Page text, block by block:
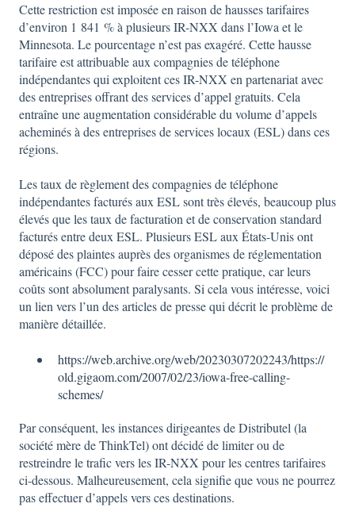
Cette restriction est imposée en raison de hausses tarifaires
d’environ 1 841 % à plusieurs IR-NXX dans l’Iowa et le
Minnesota. Le pourcentage n’est pas exagéré. Cette hausse
tarifaire est attribuable aux compagnies de téléphone
indépendantes qui exploitent ces IR-NXX en partenariat avec
des entreprises offrant des services d’appel gratuits. Cela
entraîne une augmentation considérable du volume d’appels
acheminés à des entreprises de services locaux (ESL) dans ces
régions.
Les taux de règlement des compagnies de téléphone
indépendantes facturés aux ESL sont très élevés, beaucoup plus
élevés que les taux de facturation et de conservation standard
facturés entre deux ESL. Plusieurs ESL aux États-Unis ont
déposé des plaintes auprès des organismes de réglementation
américains (FCC) pour faire cesser cette pratique, car leurs
coûts sont absolument paralysants. Si cela vous intéresse, voici
un lien vers l’un des articles de presse qui décrit le problème de
manière détaillée.
https://web.archive.org/web/20230307202243/https://
old.gigaom.com/2007/02/23/iowa-free-calling-
schemes/
Par conséquent, les instances dirigeantes de Distributel (la
société mère de ThinkTel) ont décidé de limiter ou de
restreindre le trafic vers les IR-NXX pour les centres tarifaires
ci-dessous. Malheureusement, cela signifie que vous ne pourrez
pas effectuer d’appels vers ces destinations.